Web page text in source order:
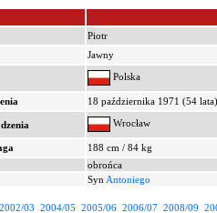
Piotr
Jawny
Polska
18 października 1971 (54 lata)
Wrocław
188 cm / 84 kg
obrońca
Syn Antoniego
2002/03 2004/05 2005/06 2006/07 2008/09